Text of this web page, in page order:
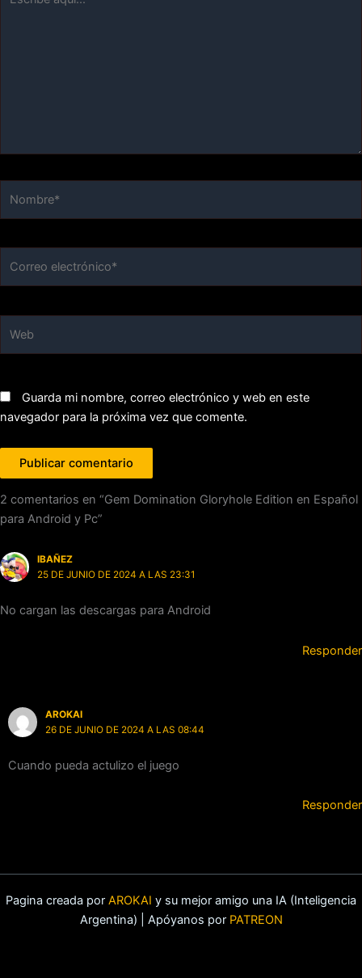
aquí...
Guarda mi nombre, correo electrónico y web en este
navegador para la próxima vez que comente.
2 comentarios en “Gem Domination Gloryhole Edition en Español
para Android y Pc”
IBAÑEZ
25 DE JUNIO DE 2024 A LAS 23:31
No cargan las descargas para Android
Responder
AROKAI
26 DE JUNIO DE 2024 A LAS 08:44
Cuando pueda actulizo el juego
Responder
Pagina creada por AROKAI y su mejor amigo una IA (Inteligencia
Argentina) | Apóyanos por PATREON